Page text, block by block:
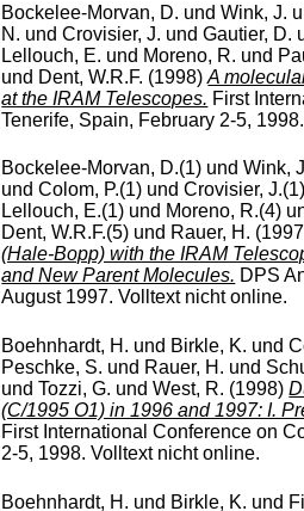
Bockelee-Morvan, D. undWink, J.
N. undCrovisier, J. undGautier, D.
Lellouch, E. und Moreno, R. und
und Dent, W.R.F. (1998)A
at the IRAM Telescopes. First
Tenerife, Spain, February 2-5,
Bockelee-Morvan, D.(1) undWink,
undColom, P.(1) undCrovisier,
Lellouch, E.(1) und Moreno, R.(4)
Dent, W.R.F.(5) und Rauer, H.
(Hale-Bopp) with the IRAM
and New Parent Molecules. DPS
August 1997. Volltext nicht online.
Boehnhardt, H. und Birkle, K. und
Peschke, S. und Rauer, H. und
undTozzi, G. undWest, R. (1998)
(C/1995 O1) in 1996 and 1997: I.
First International Conference on
2-5, 1998. Volltext nicht online.
Boehnhardt, H. und Birkle, K. und